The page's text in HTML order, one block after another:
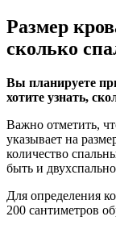
Размер
сколько
Вы планируете
хотите узнать,
Важно отметить,
указывает на
количество
быть и
Для определения
200 сантиметров